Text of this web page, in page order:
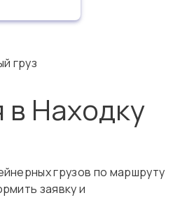
груз
в Находку
грузов по маршруту
заявку и